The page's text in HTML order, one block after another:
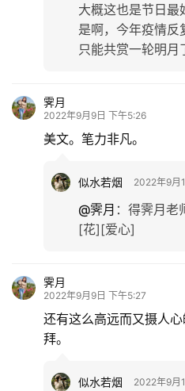
大概这也是节日最
是啊，今年疫情反
只能共赏一轮明月
霁月
2022年9月9日 下午5:26
美文。笔力非凡。
似水若烟 2022年9月
@霁月 ： 得霁月老
[花][爱心]
霁月
2022年9月9日 下午5:27
还有这么高远而又摄人
拜。
似水若烟 2022年9月